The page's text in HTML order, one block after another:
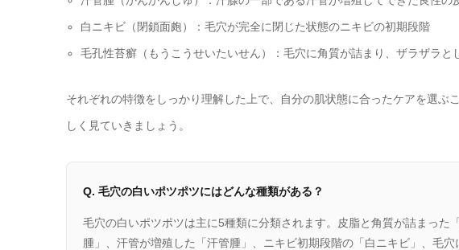
白ニキビ（閉鎖面皰）：毛穴が完全に閉じた状態のニキビの初期段階
毛孔性苔癬（もうこうせいたいせん）：毛穴に角質が詰まり、ザラザラと
それぞれの特徴をしっかり理解した上で、自分の肌状態に合ったケアを選ぶ
しく見ていきましょう。
Q. 毛穴の白いポツポツにはどんな種類がある？
毛穴の白いポツポツは主に5種類に分類されます。皮脂と角質が詰まった
腫」、汗管が増殖した「汗管腫」、ニキビ初期段階の「白ニキビ」、毛